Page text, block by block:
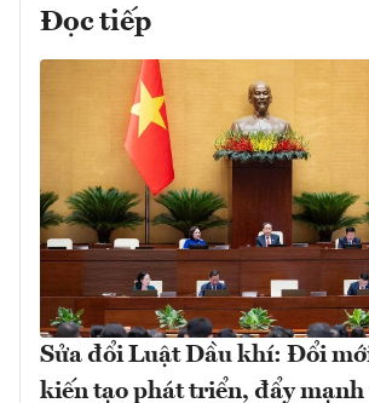
Đọc tiếp
Sửa đổi Luật Dầu khí: Đổi
kiến tạo phát triển, đẩy mạnh